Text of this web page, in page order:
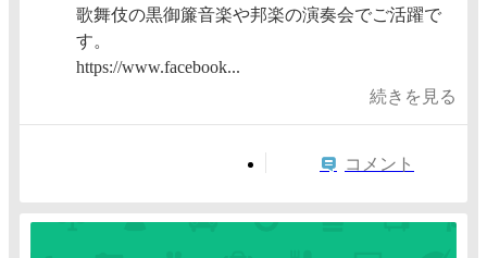
歌舞伎の黒御簾音楽や邦楽の演奏会でご活躍で
す。​
https://www.facebook...
続きを見る
コメント